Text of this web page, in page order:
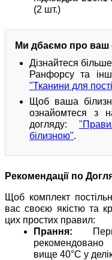
(2 шт.)
Ми дбаємо про ваш
Дізнайтеся
Ранфорсу та
"Тканини для
Щоб ваша
ознайомтеся з
догляду:
білизною".
Рекомендації по
Щоб комплект
вас своєю якістю та
цих простих правил:
Прання:
рекомендовано
вище 40°C у